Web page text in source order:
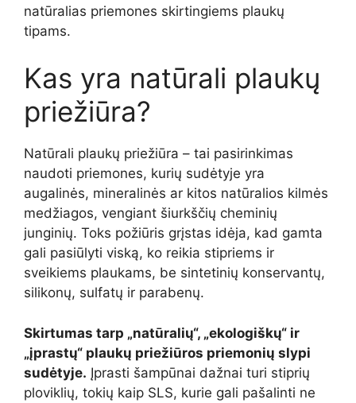
natūralias priemones skirtingiems plaukų
tipams.
Kas yra natūrali plaukų
priežiūra?
Natūrali plaukų priežiūra – tai pasirinkimas
naudoti priemones, kurių sudėtyje yra
augalinės, mineralinės ar kitos natūralios kilmės
medžiagos, vengiant šiurkščių cheminių
junginių. Toks požiūris grįstas idėja, kad gamta
gali pasiūlyti viską, ko reikia stipriems ir
sveikiems plaukams, be sintetinių konservantų,
silikonų, sulfatų ir parabenų.
Skirtumas tarp „natūralių“, „ekologiškų“ ir
„įprastų“ plaukų priežiūros priemonių slypi
sudėtyje. Įprasti šampūnai dažnai turi stiprių
ploviklių, tokių kaip SLS, kurie gali pašalinti ne